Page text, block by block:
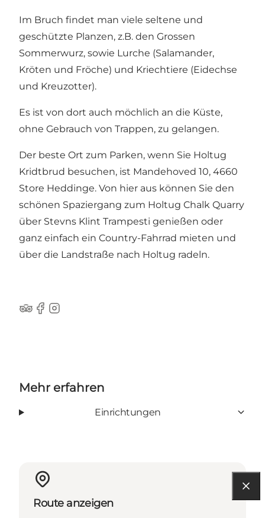
Im Bruch findet man viele seltene und
geschützte Planzen, z.B. den Grossen
Sommerwurz, sowie Lurche (Salamander,
Kröten und Fröche) und Kriechtiere (Eidechse
und Kreuzotter).
Es ist von dort auch möchlich an die Küste,
ohne Gebrauch von Trappen, zu gelangen.
Der beste Ort zum Parken, wenn Sie Holtug
Kridtbrud besuchen, ist Mandehoved 10, 4660
Store Heddinge. Von hier aus können Sie den
schönen Spaziergang zum Holtug Chalk Quarry
über Stevns Klint Trampesti genießen oder
ganz einfach ein Country-Fahrrad mieten und
über die Landstraße nach Holtug radeln.
TripAdvisor
Facebook
Instagram
Mehr erfahren
Einrichtungen
Route anzeigen